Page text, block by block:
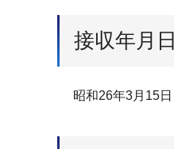
接収年月日
昭和26年3月15日